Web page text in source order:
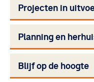
Projecten in
Planning en
Blijf op de hoogte